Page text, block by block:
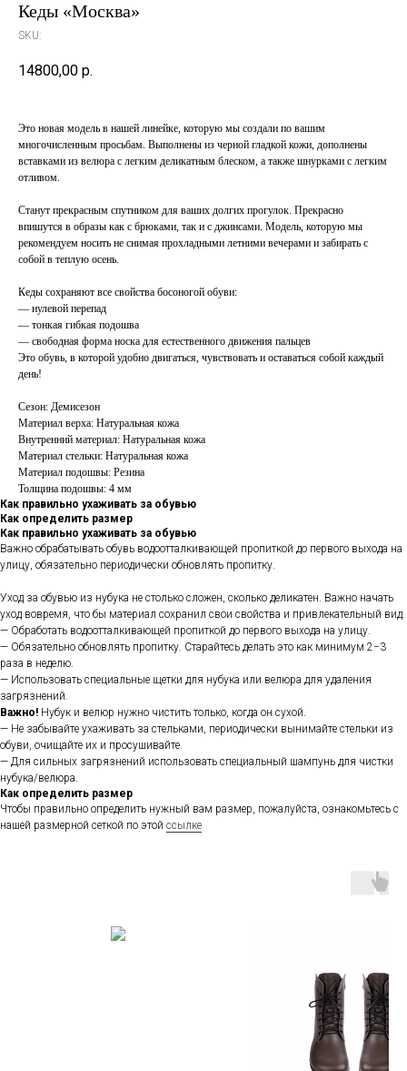
Кеды «Москва»
SKU:
14800,00 р.
Это новая модель в нашей линейке, которую мы создали по вашим
многочисленным просьбам. Выполнены из черной гладкой кожи, дополнены
вставками из велюра с легким деликатным блеском, а также шнурками с легким
отливом.
Станут прекрасным спутником для ваших долгих прогулок. Прекрасно
впишутся в образы как с брюками, так и с джинсами. Модель, которую мы
рекомендуем носить не снимая прохладными летними вечерами и забирать с
собой в теплую осень.
Кеды сохраняют все свойства босоногой обуви:
— нулевой перепад
— тонкая гибкая подошва
— свободная форма носка для естественного движения пальцев
Это обувь, в которой удобно двигаться, чувствовать и оставаться собой каждый
день!
Сезон: Демисезон
Материал верха: Натуральная кожа
Внутренний материал: Натуральная кожа
Материал стельки: Натуральная кожа
Материал подошвы: Резина
Толщина подошвы: 4 мм
Как правильно ухаживать за обувью
Как определить размер
Как правильно ухаживать за обувью
Важно обрабатывать обувь водоотталкивающей пропиткой до первого выхода на
улицу, обязательно периодически обновлять пропитку.
Уход за обувью из нубука не столько сложен, сколько деликатен. Важно начать
уход вовремя, что бы материал сохранил свои свойства и привлекательный вид.
— Обработать водоотталкивающей пропиткой до первого выхода на улицу.
— Обязательно обновлять пропитку. Старайтесь делать это как минимум 2−3
раза в неделю.
— Использовать специальные щетки для нубука или велюра для удаления
загрязнений.
Важно! Нубук и велюр нужно чистить только, когда он сухой.
— Не забывайте ухаживать за стельками, периодически вынимайте стельки из
обуви, очищайте их и просушивайте.
— Для сильных загрязнений использовать специальный шампунь для чистки
нубука/велюра.
Как определить размер
Чтобы правильно определить нужный вам размер, пожалуйста, ознакомьтесь с
нашей размерной сеткой по этой ссылке